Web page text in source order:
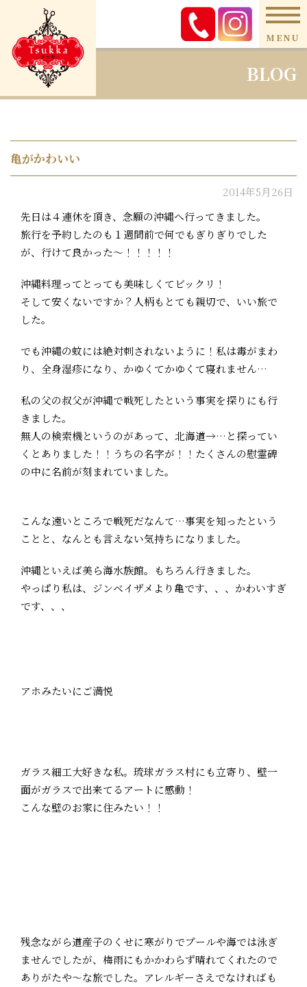
MENU
BLOG
亀がかわいい
2014年5月26日
先日は４連休を頂き、念願の沖縄へ行ってきました。
旅行を予約したのも１週間前で何でもぎりぎりでした
が、行けて良かった～！！！！！
沖縄料理ってとっても美味しくてビックリ！
そして安くないですか？人柄もとても親切で、いい旅で
した。
でも沖縄の蚊には絶対刺されないように！私は毒がまわ
り、全身湿疹になり、かゆくてかゆくて寝れません…
私の父の叔父が沖縄で戦死したという事実を探りにも行
きました。
無人の検索機というのがあって、北海道→…と探ってい
くとありました！！うちの名字が！！たくさんの慰霊碑
の中に名前が刻まれていました。
こんな遠いところで戦死だなんて…事実を知ったという
ことと、なんとも言えない気持ちになりました。
沖縄といえば美ら海水族館。もちろん行きました。
やっぱり私は、ジンベイザメより亀です、、、かわいすぎ
です、、、
アホみたいにご満悦
ガラス細工大好きな私。琉球ガラス村にも立寄り、壁一
面がガラスで出来てるアートに感動！
こんな壁のお家に住みたい！！
残念ながら道産子のくせに寒がりでプールや海では泳ぎ
ませんでしたが、梅雨にもかかわらず晴れてくれたので
ありがたや～な旅でした。アレルギーさえでなければも